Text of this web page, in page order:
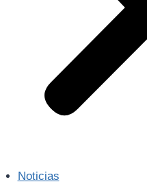
Noticias